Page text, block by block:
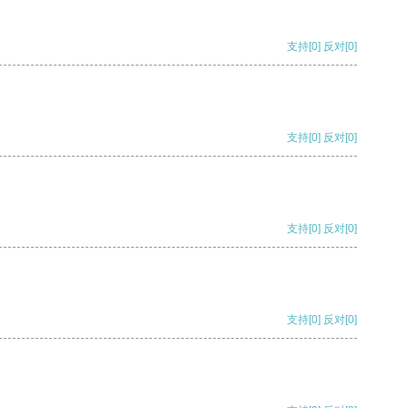
支持[0] 反对[0]
支持[0] 反对[0]
支持[0] 反对[0]
支持[0] 反对[0]